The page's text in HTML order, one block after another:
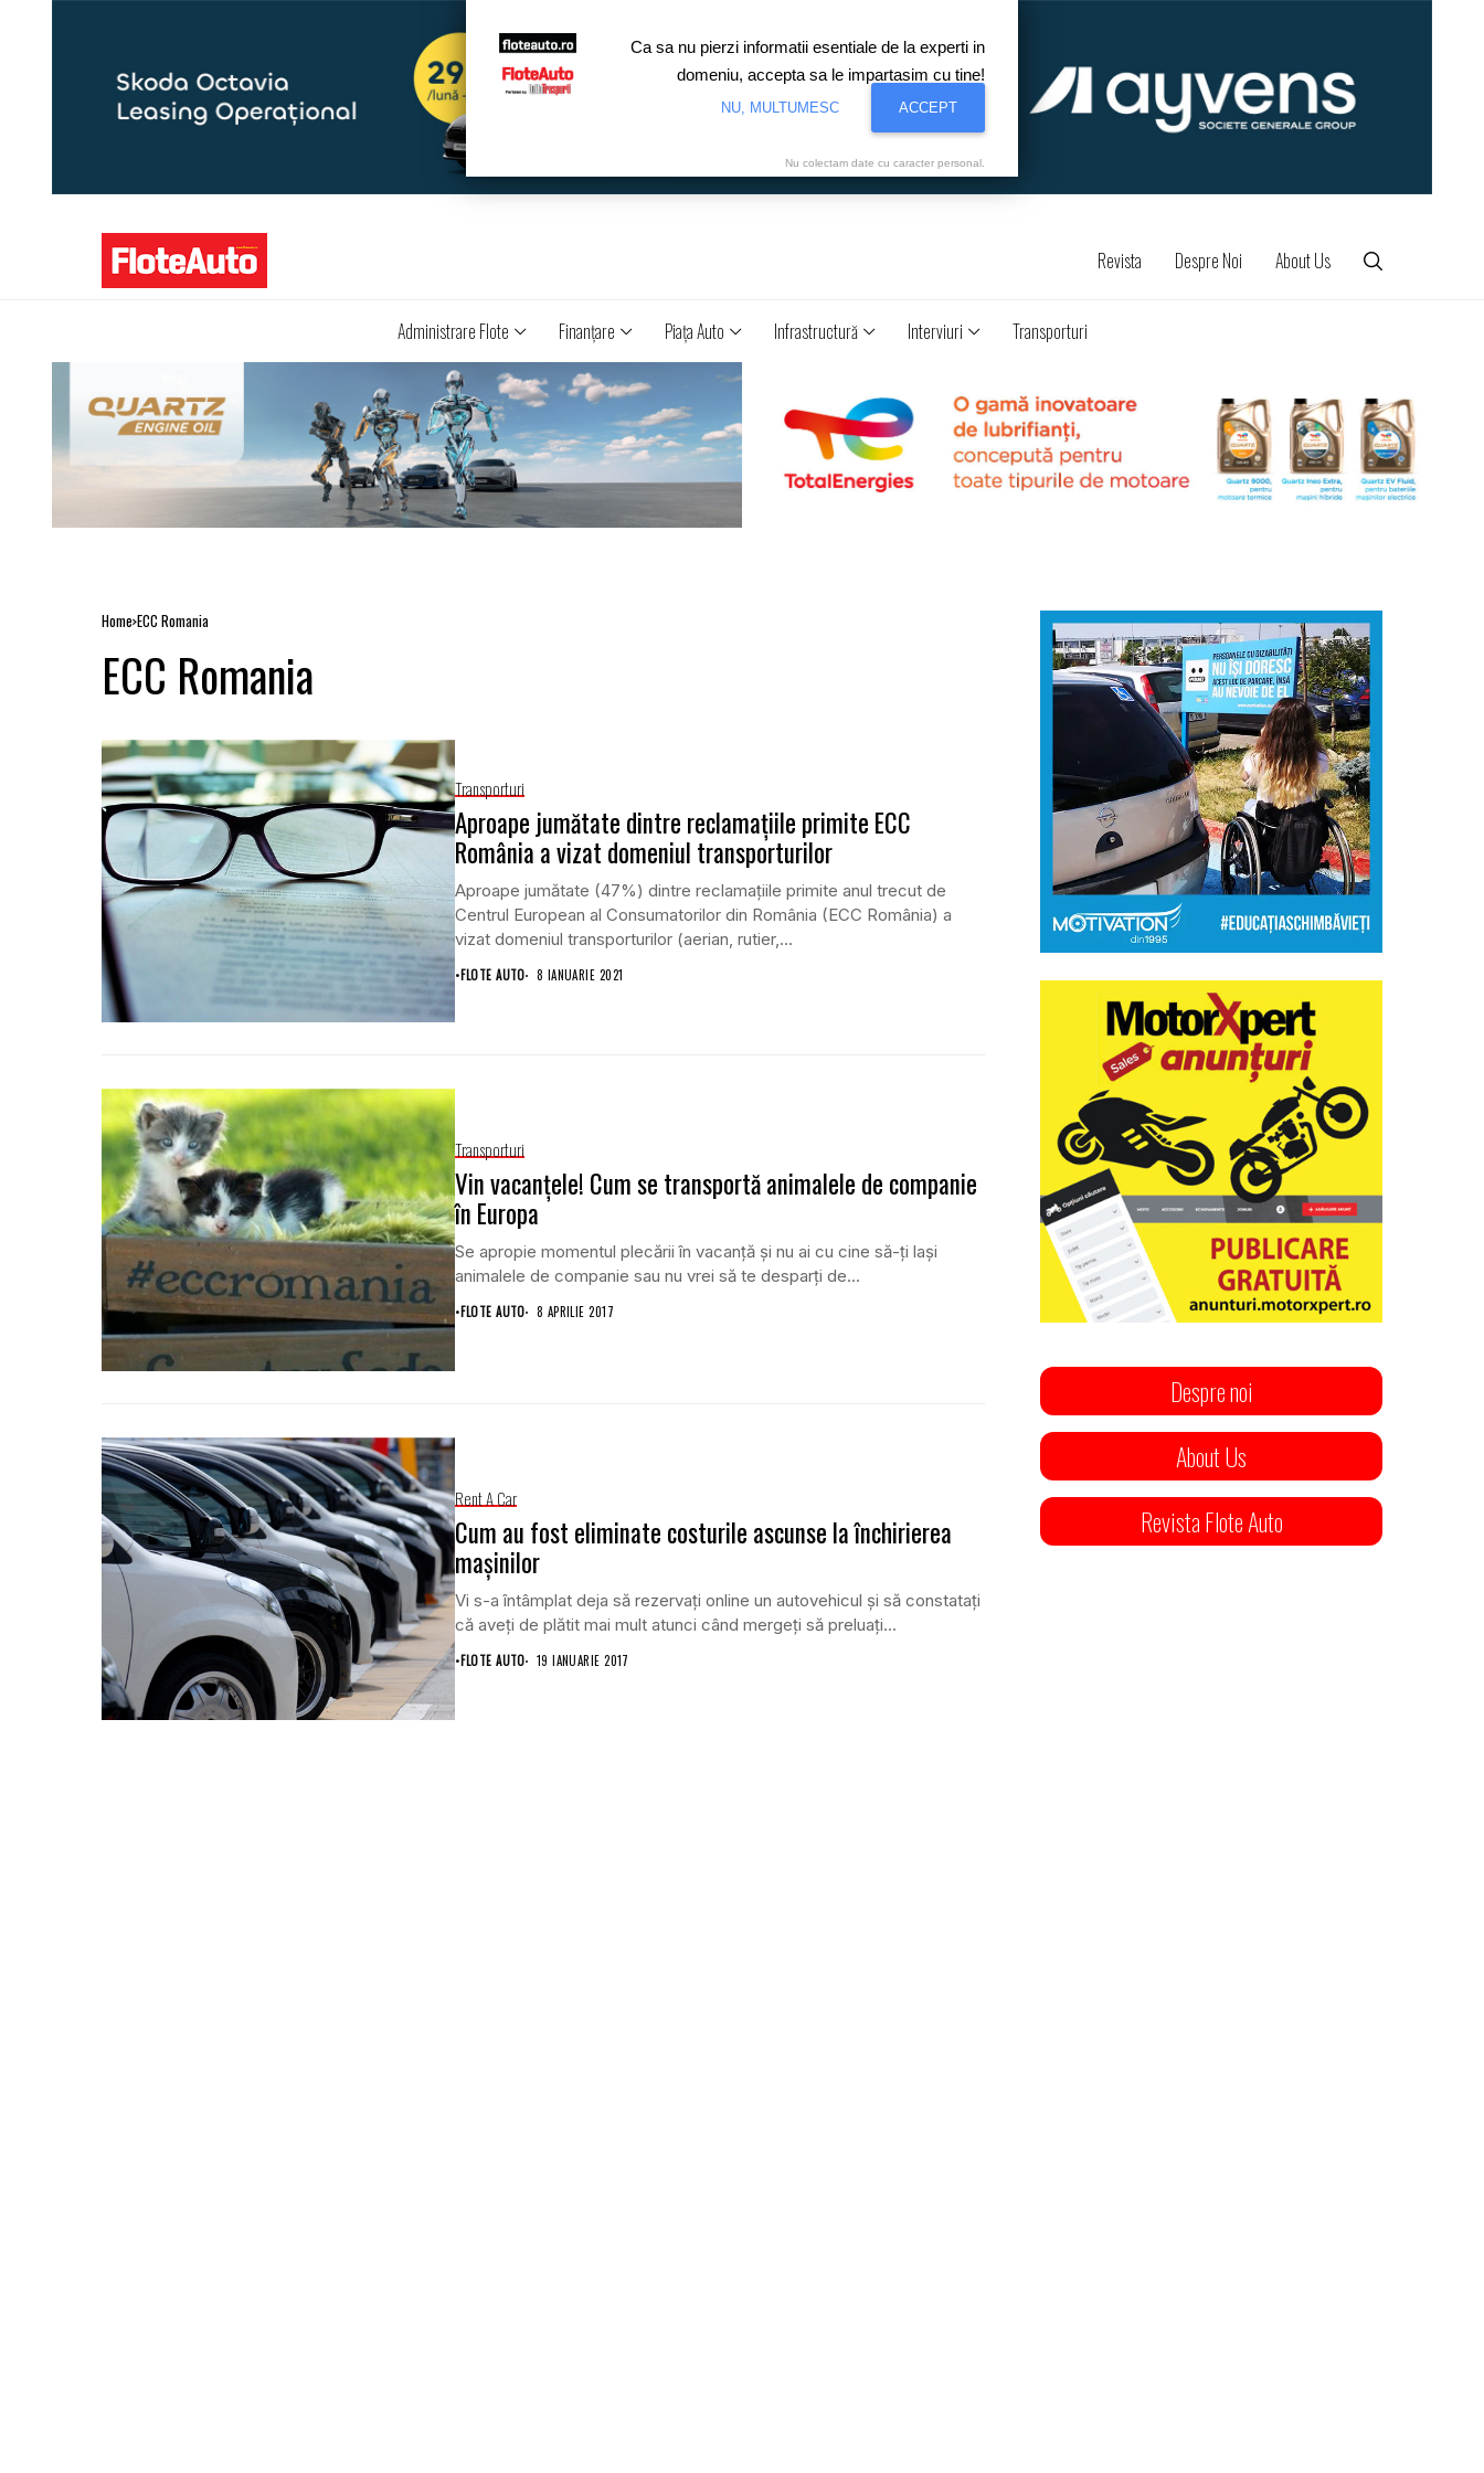
Revista Despre Noi About Us
Administrare Flote Finanţare Piaţa Auto Infrastructură Interviuri Transporturi
Home ECC Romania
ECC Romania
Transporturi
Aproape jumătate dintre reclamaţiile primite ECC
România a vizat domeniul transporturilor
Aproape jumătate (47%) dintre reclamaţiile primite anul trecut de
Centrul European al Consumatorilor din România (ECC România) a
vizat domeniul transporturilor (aerian, rutier,...
•FLOTE AUTO 8 IANUARIE 2021
Transporturi
Vin vacanţele! Cum se transportă animalele de companie
în Europa
Se apropie momentul plecării în vacanţă şi nu ai cu cine să-ţi laşi
animalele de companie sau nu vrei să te desparţi de...
•FLOTE AUTO 8 APRILIE 2017
Rent A Car
Cum au fost eliminate costurile ascunse la închirierea
maşinilor
Vi s-a întâmplat deja să rezervaţi online un autovehicul şi să constataţi
că aveţi de plătit mai mult atunci când mergeţi să preluaţi...
•FLOTE AUTO 19 IANUARIE 2017
Despre noi
About Us
Revista Flote Auto
Ca sa nu pierzi informatii esentiale de la experti in
domeniu, accepta sa le impartasim cu tine!
NU, MULTUMESC ACCEPT
Nu colectam date cu caracter personal.